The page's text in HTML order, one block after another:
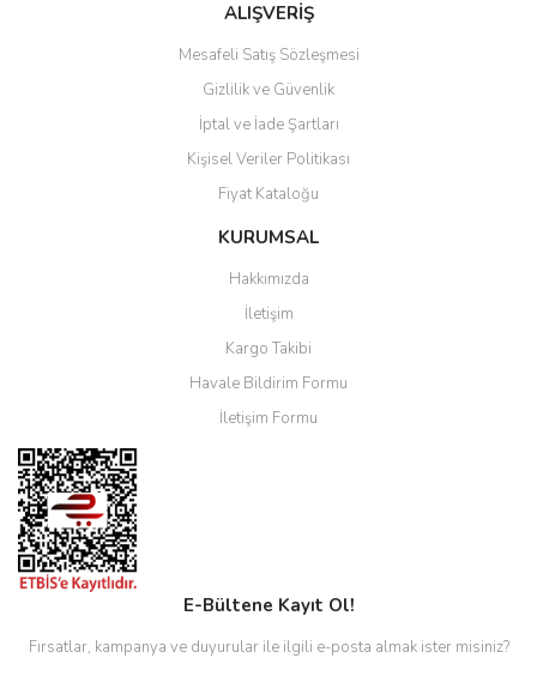
ALIŞVERİŞ
Mesafeli Satış Sözleşmesi
Gizlilik ve Güvenlik
İptal ve İade Şartları
Kişisel Veriler Politikası
Fiyat Kataloğu
KURUMSAL
Hakkımızda
İletişim
Kargo Takibi
Havale Bildirim Formu
İletişim Formu
E-Bültene Kayıt Ol!
Fırsatlar, kampanya ve duyurular ile ilgili e-posta almak ister misiniz?